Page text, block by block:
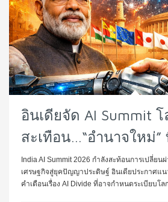
อินเดียจัด AI Summit โ
สะเทือน…“อำนาจใหม่
India AI Summit 2026 กำลังสะท้อนการเปลี่ยน
เศรษฐกิจสู่ยุคปัญญาประดิษฐ์ อินเดียประกาศแน
คำเตือนเรื่อง AI Divide ที่อาจกำหนดระเบียบโล